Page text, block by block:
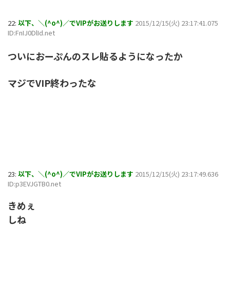
22: 以下、＼(^o^)／でVIPがお送りします 2015/12/15(火) 23:17:41.075
ID:FnIJ0DlId.net
ついにおーぷんのスレ貼るようになったか
マジでVIP終わったな
23: 以下、＼(^o^)／でVIPがお送りします 2015/12/15(火) 23:17:49.636
ID:p3EVJGTB0.net
きめぇ
しね